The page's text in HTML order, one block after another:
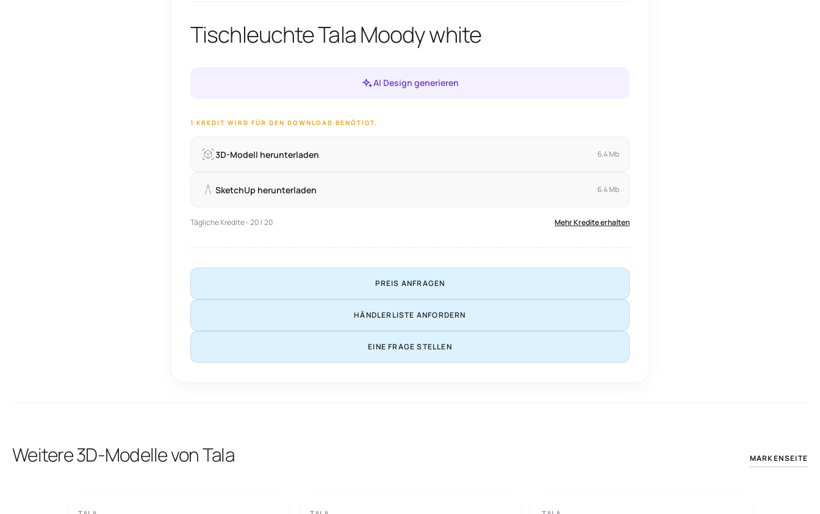
Tischleuchte Tala Moody white
AI Design generieren
1 KREDIT WIRD FÜR DEN DOWNLOAD BENÖTIGT.
3D-Modell herunterladen 6.4 Mb
SketchUp herunterladen 6.4 Mb
Tägliche Kredite - 20 / 20 Mehr Kredite erhalten
PREIS ANFRAGEN
HÄNDLERLISTE ANFORDERN
EINE FRAGE STELLEN
Weitere 3D-Modelle von Tala MARKENSEITE